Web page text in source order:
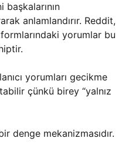
başkalarının
anlamlandırır. Reddit,
yorumlar bu
yorumları gecikme
çünkü birey “yalnız
denge mekanizmasıdır.